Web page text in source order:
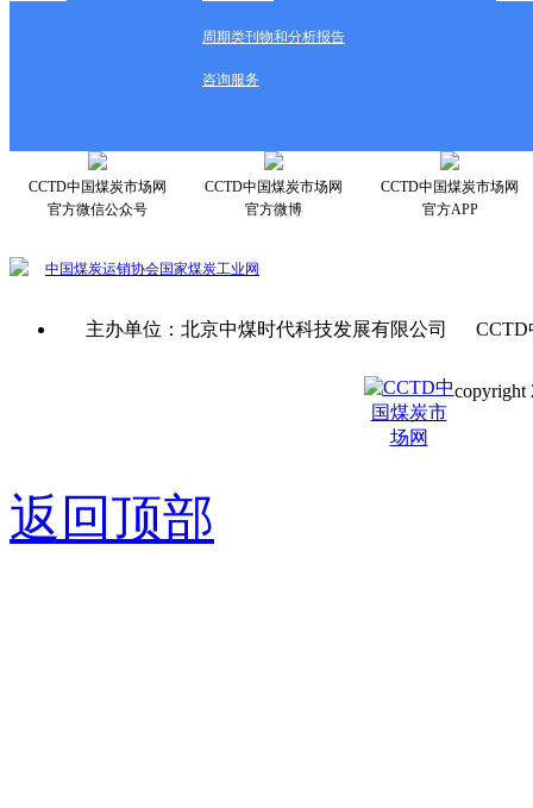
周期类刊物和分析报告
咨询服务
CCTD中国煤炭市场网
官方微信公众号
CCTD中国煤炭市场网
官方微博
CCTD中国煤炭市场网
官方APP
中国煤炭运销协会国家煤炭工业网
主办单位：北京中煤时代科技发展有限公司
copyright
返回顶部